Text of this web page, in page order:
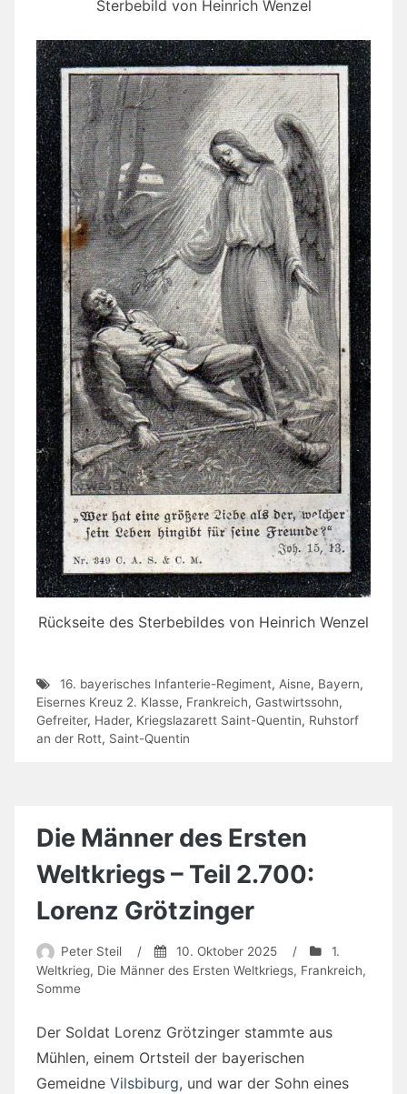
Sterbebild von Heinrich Wenzel
Rückseite des Sterbebildes von Heinrich Wenzel
16. bayerisches Infanterie-Regiment, Aisne, Bayern,
Eisernes Kreuz 2. Klasse, Frankreich, Gastwirtssohn,
Gefreiter, Hader, Kriegslazarett Saint-Quentin, Ruhstorf
an der Rott, Saint-Quentin
Die Männer des Ersten
Weltkriegs – Teil 2.700:
Lorenz Grötzinger
Peter Steil / 10. Oktober 2025 /
1.
Weltkrieg, Die Männer des Ersten Weltkriegs, Frankreich,
Somme
Der Soldat Lorenz Grötzinger stammte aus
Mühlen, einem Ortsteil der bayerischen
Gemeidne Vilsbiburg, und war der Sohn eines